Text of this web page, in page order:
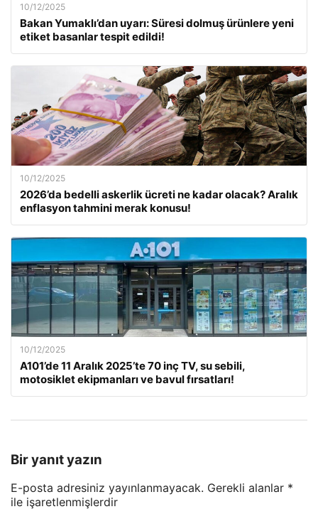
10/12/2025
Bakan Yumaklı’dan uyarı: Süresi dolmuş ürünlere yeni
etiket basanlar tespit edildi!
10/12/2025
2026’da bedelli askerlik ücreti ne kadar olacak? Aralık
enflasyon tahmini merak konusu!
10/12/2025
A101’de 11 Aralık 2025’te 70 inç TV, su sebili,
motosiklet ekipmanları ve bavul fırsatları!
Bir yanıt yazın
E-posta adresiniz yayınlanmayacak. Gerekli alanlar *
ile işaretlenmişlerdir